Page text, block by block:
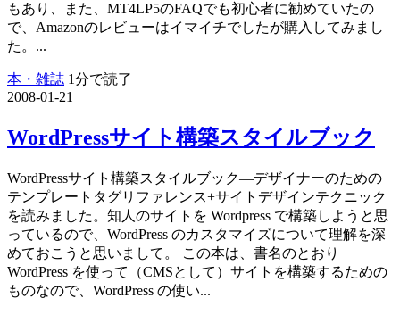
もあり、また、MT4LP5のFAQでも初心者に勧めていたの
で、Amazonのレビューはイマイチでしたが購入してみまし
た。...
本・雑誌 1分で読了
2008-01-21
WordPressサイト構築スタイルブック
WordPressサイト構築スタイルブック―デザイナーのための
テンプレートタグリファレンス+サイトデザインテクニック
を読みました。知人のサイトを Wordpress で構築しようと思
っているので、WordPress のカスタマイズについて理解を深
めておこうと思いまして。 この本は、書名のとおり
WordPress を使って（CMSとして）サイトを構築するための
ものなので、WordPress の使い...